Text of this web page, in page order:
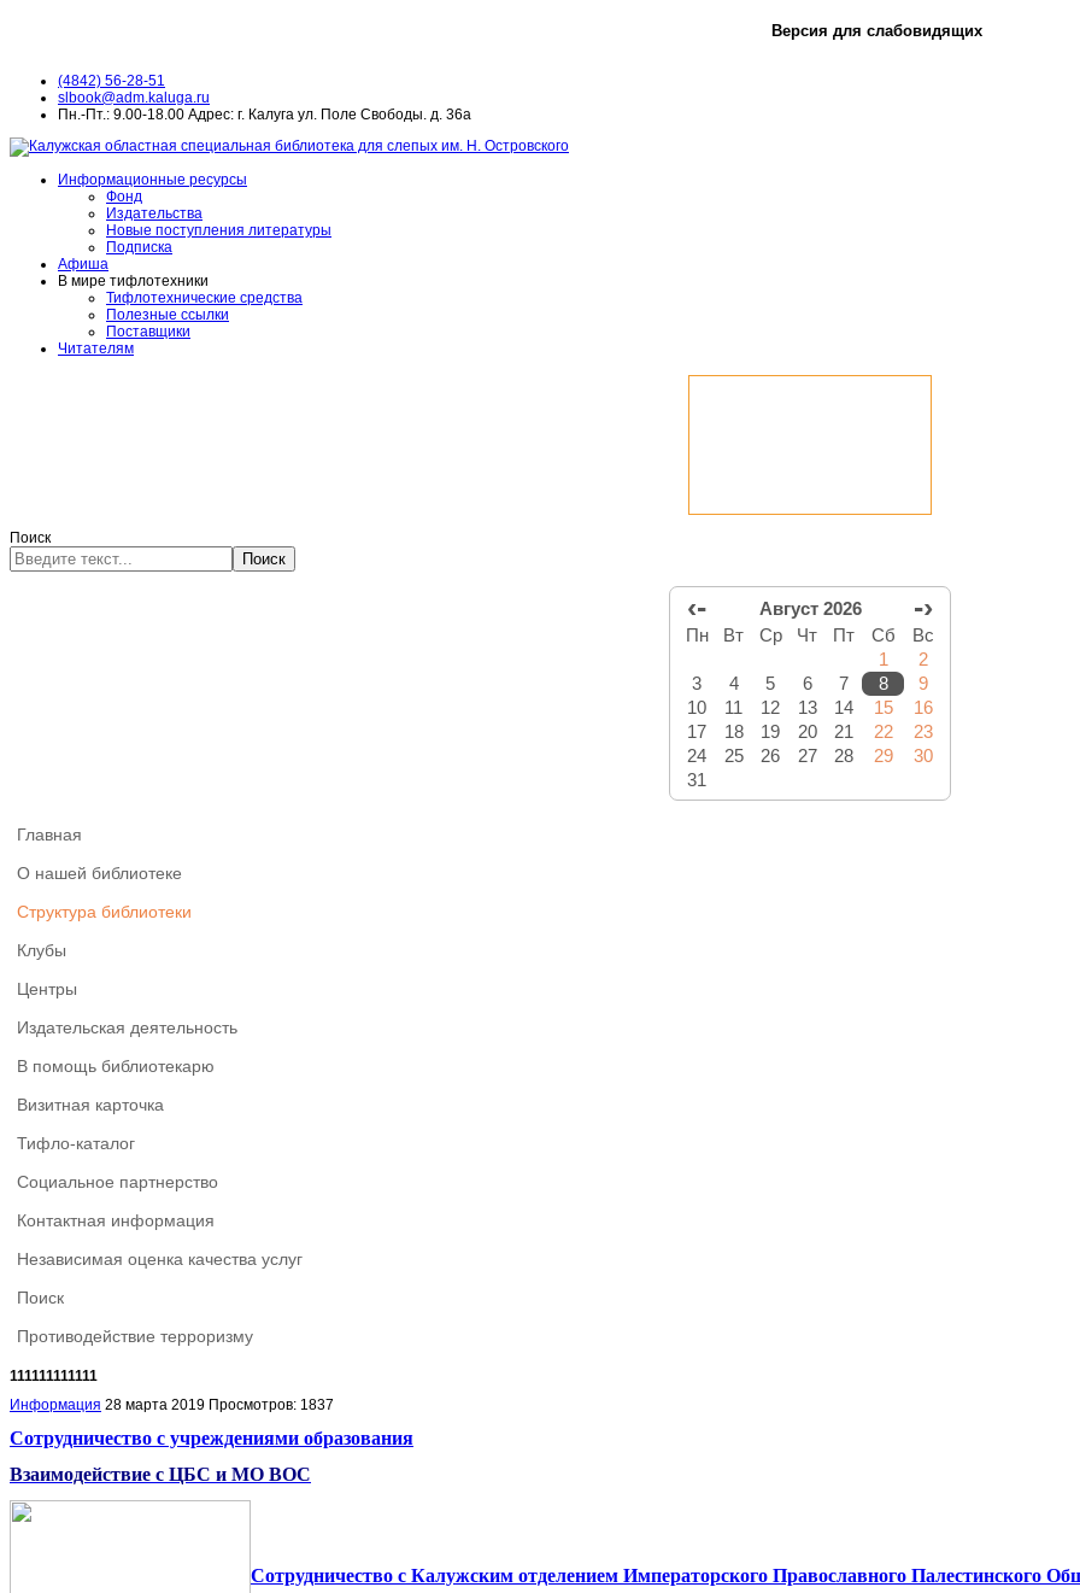
Версия для слабовидящих
(4842) 56-28-51
slbook@adm.kaluga.ru
Пн.-Пт.: 9.00-18.00 Адрес: г. Калуга ул. Поле Свободы. д. 36а
Информационные ресурсы
Фонд
Издательства
Новые поступления литературы
Подписка
Афиша
В мире тифлотехники
Тифлотехнические средства
Полезные ссылки
Поставщики
Читателям
Поиск
Поиск
‹- Август 2026 -›
Пн Вт Ср Чт Пт Сб
Вс
1
2
3
4 5 6 7 8
9
10
11 12 13 14 15
16
17
18 19 20 21 22
23
24
25 26 27 28 29
30
31
Главная
О нашей библиотеке
Структура библиотеки
Клубы
Центры
Издательская деятельность
В помощь библиотекарю
Визитная карточка
Тифло-каталог
Социальное партнерство
Контактная информация
Независимая оценка качества услуг
Поиск
Противодействие терроризму
111111111111
Информация 28 марта 2019 Просмотров: 1837
Сотрудничество с учреждениями образования
Взаимодействие с ЦБС и МО ВОС
Сотрудничество с Калужским отделением Императорского Православного Палестинского